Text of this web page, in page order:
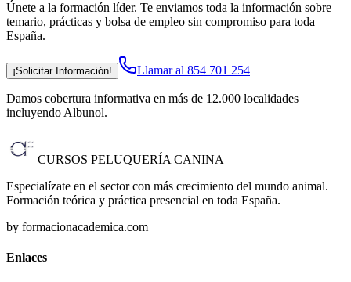
Únete a la formación líder. Te enviamos toda la información sobre
temario, prácticas y bolsa de empleo sin compromiso para toda
España.
¡Solicitar Información! Llamar al 854 701 254
Damos cobertura informativa en más de 12.000 localidades
incluyendo Albunol.
CURSOS PELUQUERÍA CANINA
Especialízate en el sector con más crecimiento del mundo animal.
Formación teórica y práctica presencial en toda España.
by formacionacademica.com
Enlaces